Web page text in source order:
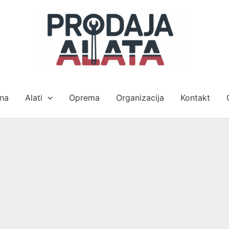
Alati Oprema Organizacija Kontakt